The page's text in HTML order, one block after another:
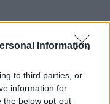
Information
to third parties, or
information for
the below opt-out